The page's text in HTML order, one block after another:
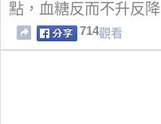
點，血糖反而不升反降
714觀看